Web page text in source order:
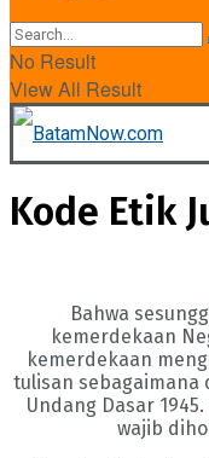
No Result
View All Result
Kode Etik
Bahwa
kemerdekaan
kemerdekaan
tulisan sebagaimana
Undang Dasar
wajib